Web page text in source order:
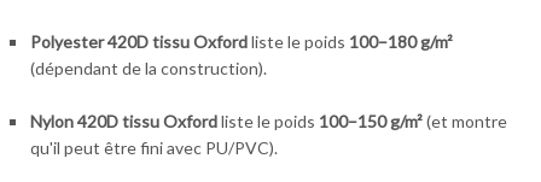
Polyester 420D tissu Oxfordliste le poids 100–180 g/m²
(dépendant de la construction).
Nylon 420D tissu Oxfordliste le poids 100–150 g/m²(et montre
qu'il peut être fini avec PU/PVC).